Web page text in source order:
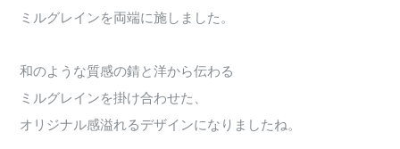
ミルグレインを両端に施しました。
和のような質感の錆と洋から伝わる
ミルグレインを掛け合わせた、
オリジナル感溢れるデザインになりましたね。